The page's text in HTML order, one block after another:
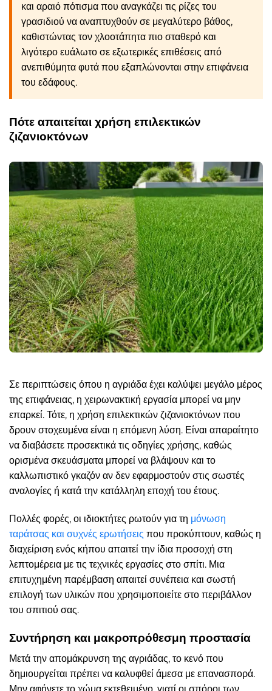
και αραιό πότισμα που αναγκάζει τις ρίζες του
γρασιδιού να αναπτυχθούν σε μεγαλύτερο βάθος,
καθιστώντας τον χλοοτάπητα πιο σταθερό και
λιγότερο ευάλωτο σε εξωτερικές επιθέσεις από
ανεπιθύμητα φυτά που εξαπλώνονται στην επιφάνεια
του εδάφους.
Πότε απαιτείται χρήση επιλεκτικών
ζιζανιοκτόνων
Σε περιπτώσεις όπου η αγριάδα έχει καλύψει μεγάλο μέρος
της επιφάνειας, η χειρωνακτική εργασία μπορεί να μην
επαρκεί. Τότε, η χρήση επιλεκτικών ζιζανιοκτόνων που
δρουν στοχευμένα είναι η επόμενη λύση. Είναι απαραίτητο
να διαβάσετε προσεκτικά τις οδηγίες χρήσης, καθώς
ορισμένα σκευάσματα μπορεί να βλάψουν και το
καλλωπιστικό γκαζόν αν δεν εφαρμοστούν στις σωστές
αναλογίες ή κατά την κατάλληλη εποχή του έτους.
Πολλές φορές, οι ιδιοκτήτες ρωτούν για τη μόνωση
ταράτσας και συχνές ερωτήσεις που προκύπτουν, καθώς η
διαχείριση ενός κήπου απαιτεί την ίδια προσοχή στη
λεπτομέρεια με τις τεχνικές εργασίες στο σπίτι. Μια
επιτυχημένη παρέμβαση απαιτεί συνέπεια και σωστή
επιλογή των υλικών που χρησιμοποιείτε στο περιβάλλον
του σπιτιού σας.
Συντήρηση και μακροπρόθεσμη προστασία
Μετά την απομάκρυνση της αγριάδας, το κενό που
δημιουργείται πρέπει να καλυφθεί άμεσα με επανασπορά.
Μην αφήνετε το χώμα εκτεθειμένο, γιατί οι σπόροι των